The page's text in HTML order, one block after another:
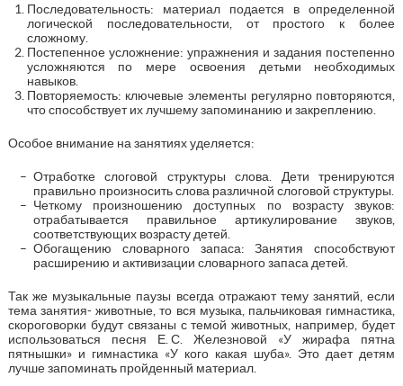
Последовательность: материал подается в определенной
логической последовательности, от простого к более
сложному.
Постепенное усложнение: упражнения и задания постепенно
усложняются по мере освоения детьми необходимых
навыков.
Повторяемость: ключевые элементы регулярно повторяются,
что способствует их лучшему запоминанию и закреплению.
Особое внимание на занятиях уделяется:
Отработке слоговой структуры слова. Дети тренируются
правильно произносить слова различной слоговой структуры.
Четкому произношению доступных по возрасту звуков:
отрабатывается правильное артикулирование звуков,
соответствующих возрасту детей.
Обогащению словарного запаса: Занятия способствуют
расширению и активизации словарного запаса детей.
Так же музыкальные паузы всегда отражают тему занятий, если
тема занятия- животные, то вся музыка, пальчиковая гимнастика,
скороговорки будут связаны с темой животных, например, будет
использоваться песня Е. С. Железновой «У жирафа пятна
пятнышки» и гимнастика «У кого какая шуба». Это дает детям
лучше запоминать пройденный материал.